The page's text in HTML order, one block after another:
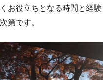
くお役立ちとなる時間と経
次第です。